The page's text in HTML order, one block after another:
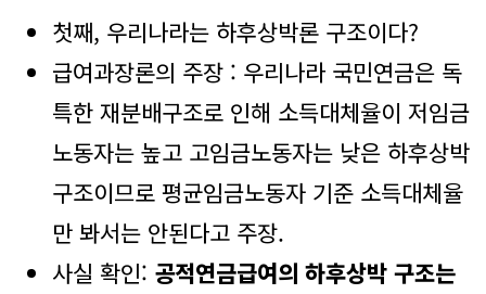
첫째, 우리나라는 하후상박론 구조이다?
급여과장론의 주장 : 우리나라 국민연금은 독
특한 재분배구조로 인해 소득대체율이 저임금
노동자는 높고 고임금노동자는 낮은 하후상박
구조이므로 평균임금노동자 기준 소득대체율
만 봐서는 안된다고 주장.
사실 확인: 공적연금급여의 하후상박 구조는